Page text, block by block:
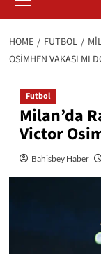
Menu
HOME FUTBOL
OSIMHEN VAKASI MI
Futbol
Milan’da
Victor
Bahisbey Haber